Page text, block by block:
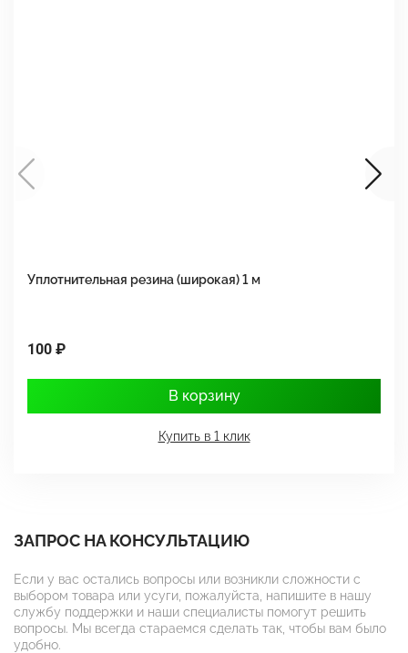
Уплотнительная резина (широкая) 1 м
100 ₽
В корзину
Купить в 1 клик
ЗАПРОС НА КОНСУЛЬТАЦИЮ
Если у вас остались вопросы или возникли сложности с
выбором товара или усуги, пожалуйста, напишите в нашу
службу поддержки и наши специалисты помогут решить
вопросы. Мы всегда стараемся сделать так, чтобы вам было
удобно.